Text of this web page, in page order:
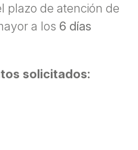
plazo de atención de
a los 6 días
solicitados: